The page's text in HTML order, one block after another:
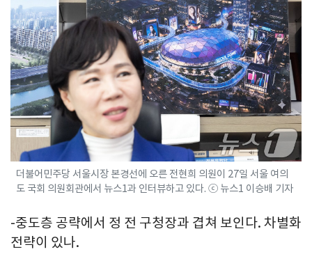
더불어민주당 서울시장 본경선에 오른 전현희 의원이 27일 서울 여의
도 국회 의원회관에서 뉴스1과 인터뷰하고 있다. ⓒ 뉴스1 이승배 기자
-중도층 공략에서 정 전 구청장과 겹쳐 보인다. 차별화
전략이 있나.